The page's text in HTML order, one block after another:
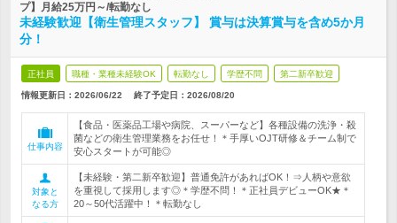
プ】月給25万円～/転勤なし
未経験歓迎【衛生管理スタッフ】 賞与は決算賞与を含め5か月
分！
正社員 職種・業種未経験OK 転勤なし 学歴不問 第二新卒歓迎
情報更新日：2026/06/22 終了予定日： 2026/08/20
仕事内容
【食品・医薬品工場や病院、スーパーなど】各種設備の洗浄・殺
菌などの衛生管理業務をお任せ！＊手厚いOJT研修＆チーム制で
安心スタートが可能◎
対象と
なる方
【未経験・第二新卒歓迎】普通免許があればOK！⇒人柄や意欲
を重視して採用します◎＊学歴不問！＊正社員デビューOK★＊
20～50代活躍中！＊転勤なし